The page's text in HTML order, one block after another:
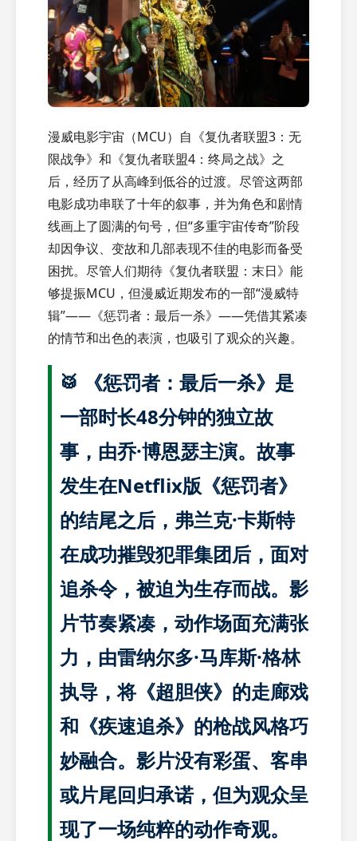
漫威电影宇宙（MCU）自《复仇者联盟3：无
限战争》和《复仇者联盟4：终局之战》之
后，经历了从高峰到低谷的过渡。尽管这两部
电影成功串联了十年的叙事，并为角色和剧情
线画上了圆满的句号，但“多重宇宙传奇”阶段
却因争议、变故和几部表现不佳的电影而备受
困扰。尽管人们期待《复仇者联盟：末日》能
够提振MCU，但漫威近期发布的一部“漫威特
辑”——《惩罚者：最后一杀》——凭借其紧凑
的情节和出色的表演，也吸引了观众的兴趣。
🥁 《惩罚者：最后一杀》是
一部时长48分钟的独立故
事，由乔·博恩瑟主演。故事
发生在Netflix版《惩罚者》
的结尾之后，弗兰克·卡斯特
在成功摧毁犯罪集团后，面对
追杀令，被迫为生存而战。影
片节奏紧凑，动作场面充满张
力，由雷纳尔多·马库斯·格林
执导，将《超胆侠》的走廊戏
和《疾速追杀》的枪战风格巧
妙融合。影片没有彩蛋、客串
或片尾回归承诺，但为观众呈
现了一场纯粹的动作奇观。